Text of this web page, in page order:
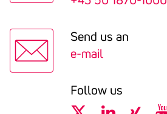
Send us an
e-mail
Follow us